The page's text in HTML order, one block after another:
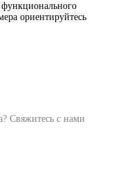
ориентируйтесь
Свяжитесь с нами